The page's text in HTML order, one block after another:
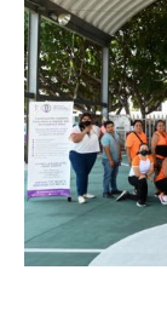
Trámites
y
Servicios
Licitaciones
Transparencia
Directorio